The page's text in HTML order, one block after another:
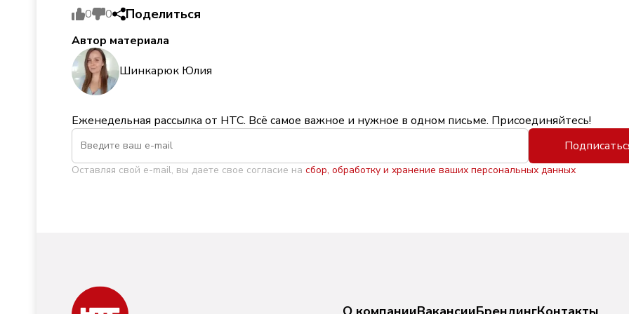
0 0 Поделиться
Автор материала
Шинкарюк Юлия
Еженедельная рассылка от НТС. Всё самое важное и нужное в одном письме. Присоединяйтесь!
Оставляя свой e-mail, вы даете свое согласие на сбор, обработку и хранение ваших персональных данных